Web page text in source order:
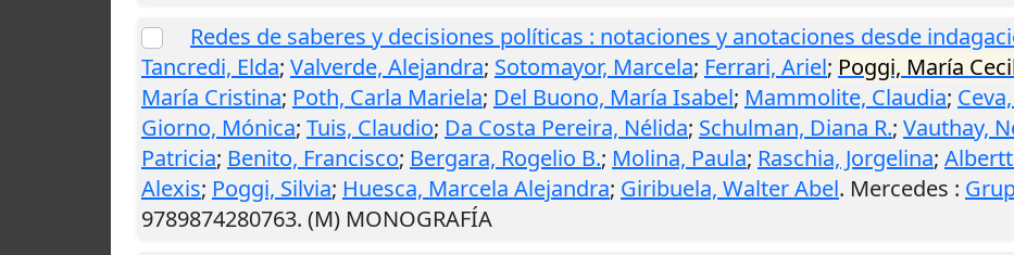
Redes de saberes y decisiones políticas : notaciones y anotaciones desde
Tancredi, Elda; Valverde, Alejandra; Sotomayor, Marcela; Ferrari, Ariel; Poggi, María
María Cristina; Poth, Carla Mariela; Del Buono, María Isabel; Mammolite, Claudia;
Giorno, Mónica; Tuis, Claudio; Da Costa Pereira, Nélida; Schulman, Diana R.; Vauthay,
Patricia; Benito, Francisco; Bergara, Rogelio B.; Molina, Paula; Raschia, Jorgelina;
Alexis; Poggi, Silvia; Huesca, Marcela Alejandra; Giribuela, Walter Abel. Mercedes :
9789874280763. (M) MONOGRAFÍA